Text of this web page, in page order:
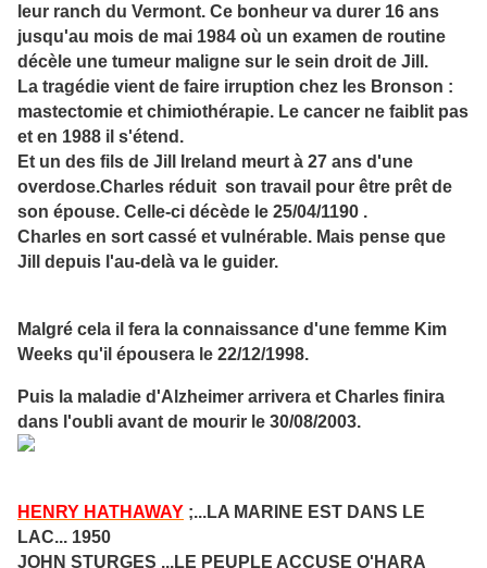
leur ranch du Vermont. Ce bonheur va durer 16 ans
jusqu'au mois de mai 1984 où un examen de routine
décèle une tumeur maligne sur le sein droit de Jill.
La tragédie vient de faire irruption chez les Bronson :
mastectomie et chimiothérapie. Le cancer ne faiblit pas
et en 1988 il s'étend.
Et un des fils de Jill Ireland meurt à 27 ans d'une
overdose.Charles réduit son travail pour être prêt de
son épouse. Celle-ci décède le 25/04/1190 .
Charles en sort cassé et vulnérable. Mais pense que
Jill depuis l'au-delà va le guider.
Malgré cela il fera la connaissance d'une femme Kim
Weeks qu'il épousera le 22/12/1998.
Puis la maladie d'Alzheimer arrivera et Charles finira
dans l'oubli avant de mourir le 30/08/2003.
HENRY HATHAWAY ;...LA MARINE EST DANS LE
LAC... 1950
JOHN STURGES ...LE PEUPLE ACCUSE O'HARA